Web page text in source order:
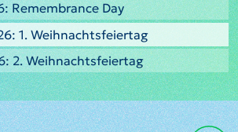
Remembrance Day
1. Weihnachtsfeiertag
2. Weihnachtsfeiertag